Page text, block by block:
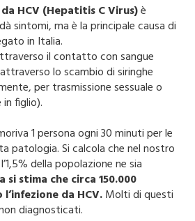
HCV (Hepatitis C Virus)è
sintomi, ma è la principale causa di
in Italia.
il contatto con sangue
lo scambio di siringhe
per trasmissione sessuale o
figlio).
1 persona ogni 30 minuti per le
patologia. Si calcola che nel nostro
della popolazione ne sia
si stima che circa 150.000
da HCV.Molti di questi
diagnosticati.